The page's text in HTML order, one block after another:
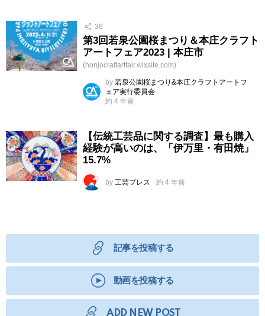
36
第3回若泉公園桜まつり＆本庄クラフト
アートフェア2023 | 本庄市
(honjocraftartfair.wixsite.com)
by 若泉公園桜まつり&本庄クラフトアートフ
ェア実行委員会
約 4 年前
【伝統工芸品に関する調査】最も購入
経験が高いのは、「伊万里・有田焼」
15.7%
by 工芸プレス 約 4 年前
記事を投稿する
動画を投稿する
ADD NEW POST